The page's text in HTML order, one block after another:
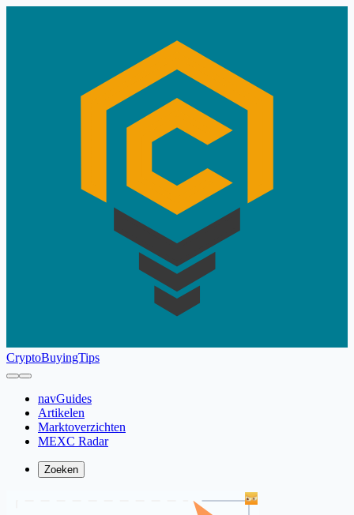
CryptoBuyingTips
navGuides
Artikelen
Marktoverzichten
MEXC Radar
Zoeken